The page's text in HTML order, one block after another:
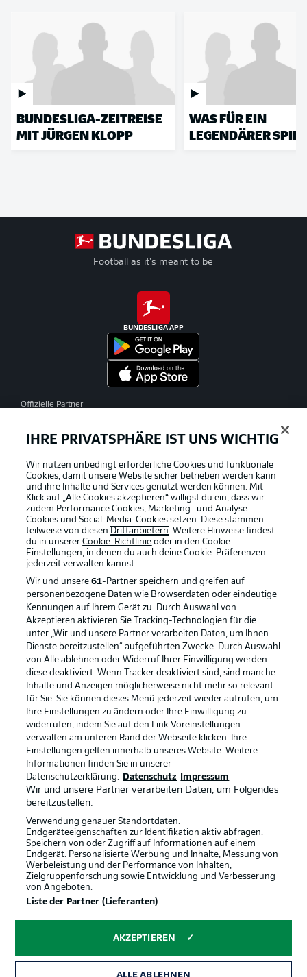
BUNDESLIGA-ZEITREISE
MIT JÜRGEN KLOPP
WAS FÜR EIN
LEGENDÄRER
Football as it's meant to be
BUNDESLIGA APP
Offizielle Partner
Rechtliche Hinweise Voreinstellungen verwalten
Datenschutz Nutzungsbedingungen
Broadcaster Kontakt
Jobs Impressum
Partner Spieler
Liveticker
© 2026 Bundesliga-Gruppe GmbH
IHRE PRIVATSPHÄRE IST UNS WICHTIG
Wir nutzen unbedingt erforderliche Cookies und funktionale
Cookies, damit unsere Website sicher betrieben werden kann
und ihre Inhalte und Services genutzt werden können. Mit
Klick auf „Alle Cookies akzeptieren“ willigst du ein, dass wir
zudem Performance Cookies, Marketing- und Analyse-
Cookies und Social-Media-Cookies setzen. Diese stammen
teilweise von diesen Drittanbietern. Weitere Hinweise findest
du in unsererCookie-Richtlinie oder in den Cookie-
Einstellungen, in denen du auch deine Cookie-Präferenzen
jederzeit verwalten kannst.
Wir und unsere61-Partner speichern und greifen auf
personenbezogene Daten wie Browserdaten oder eindeutige
Kennungen auf Ihrem Gerät zu. Durch Auswahl von
Akzeptieren aktivieren Sie Tracking-Technologien für die
unter „Wir und unsere Partner verarbeiten Daten, um Ihnen
Dienste bereitzustellen“ aufgeführten Zwecke. Durch Auswahl
von Alle ablehnen oder Widerruf Ihrer Einwilligung werden
diese deaktiviert. Wenn Tracker deaktiviert sind, sind manche
Inhalte und Anzeigen möglicherweise nicht mehr so relevant
für Sie. Sie können dieses Menü jederzeit wieder aufrufen, um
Ihre Einstellungen zu ändern oder Ihre Einwilligung zu
widerrufen, indem Sie auf den Link Voreinstellungen
verwalten am unteren Rand der Webseite klicken. Ihre
Einstellungen gelten innerhalb unseres Website. Weitere
Informationen finden Sie in unserer
Datenschutzerklärung.
Datenschutz Impressum
Wir und unsere Partner verarbeiten Daten, um Folgendes
bereitzustellen:
Verwendung genauer Standortdaten.
Endgeräteeigenschaften zur Identifikation aktiv abfragen.
Speichern von oder Zugriff auf Informationen auf einem
Endgerät. Personalisierte Werbung und Inhalte, Messung von
Werbeleistung und der Performance von Inhalten,
Zielgruppenforschung sowie Entwicklung und Verbesserung
von Angeboten.
Liste der Partner (Lieferanten)
AKZEPTIEREN